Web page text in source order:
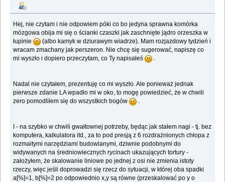
Hej, nie czytam i nie odpowiem póki co bo jedyna sprawna komórka
mózgowa obija mi się o ścianki czaszki jak zaschnięte jądro orzeszka w
łupinie
(albo kamyk w dziurawym wiadrze). Mam rozjazdowy tydzień i
wracam zmachany jak perszeron. Nie chcę się sugerować, napiszę co
mi wyszło i dopiero przeczytam, co Ty napisałeś
Nadal nie czytałem, prezentuję co mi wyszło. Ale ponieważ jednak
pierwsze zdanie LA wpadło mi w oko, to mogę powiedzieć, że w chwili
zero pomodliłem się do wszystkich bogów
I - na szybko w chwili gwałtownej potrzeby, będąc jak stałem nagi - tj. bez
komputera, kalkulatora itd., za to pod presją z 6 rozdrażnionych chłopa z
rozmaitymi narzędziami budowlanymi, dziwnie podobnymi do
widywanych na średniowiecznych rycinach ukazujących tortury -
założyłem, że skalowanie liniowe po jednej z osi nie zmienia istoty
rzeczy, więc jeśli doprowadzi się rzecz do sytuacji, w której oba spadki
a[%]=1, b[%]=2 po odpowiednio x,y są równe (przeskalować po y o